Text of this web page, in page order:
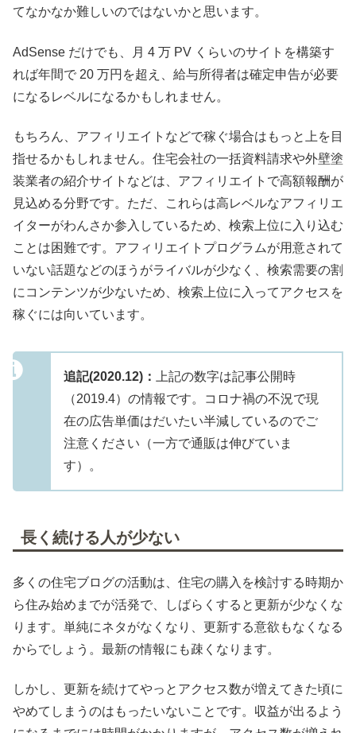
てなかなか難しいのではないかと思います。
AdSense だけでも、月 4 万 PV くらいのサイトを構築す
れば年間で 20 万円を超え、給与所得者は確定申告が必要
になるレベルになるかもしれません。
もちろん、アフィリエイトなどで稼ぐ場合はもっと上を目
指せるかもしれません。住宅会社の一括資料請求や外壁塗
装業者の紹介サイトなどは、アフィリエイトで高額報酬が
見込める分野です。ただ、これらは高レベルなアフィリエ
イターがわんさか参入しているため、検索上位に入り込む
ことは困難です。アフィリエイトプログラムが用意されて
いない話題などのほうがライバルが少なく、検索需要の割
にコンテンツが少ないため、検索上位に入ってアクセスを
稼ぐには向いています。
追記(2020.12)：
上記の数字は記事公開時
（2019.4）の情報です。コロナ禍の不況で現
在の広告単価はだいたい半減しているのでご
注意ください（一方で通販は伸びていま
す）。
長く続ける人が少ない
多くの住宅ブログの活動は、住宅の購入を検討する時期か
ら住み始めまでが活発で、しばらくすると更新が少なくな
ります。単純にネタがなくなり、更新する意欲もなくなる
からでしょう。最新の情報にも疎くなります。
しかし、更新を続けてやっとアクセス数が増えてきた頃に
やめてしまうのはもったいないことです。収益が出るよう